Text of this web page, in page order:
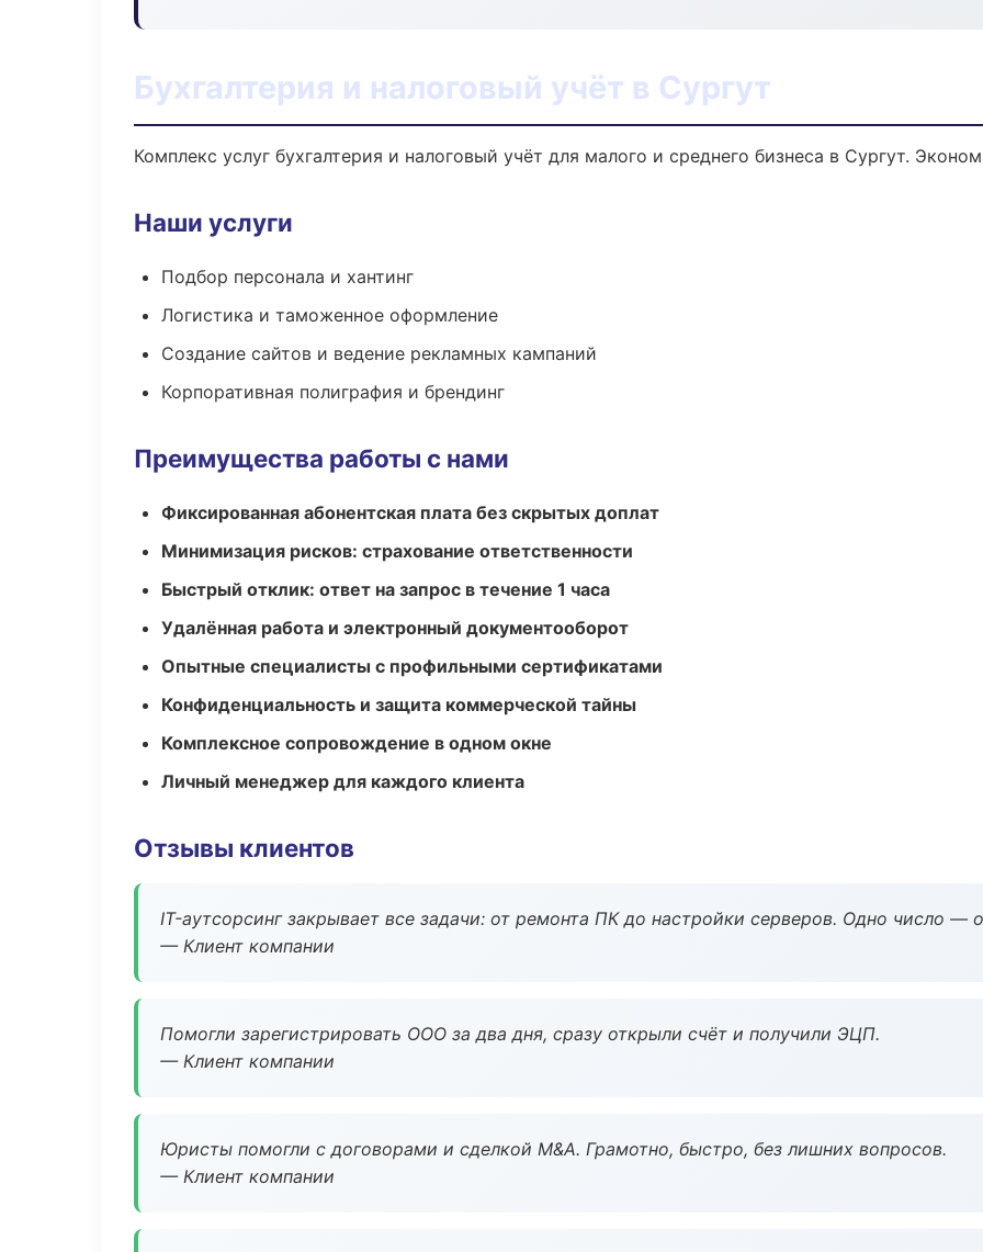
Бухгалтерия и налоговый учёт в Сургут
Комплекс услуг бухгалтерия и налоговый учёт для малого и среднего бизнеса в Сургут.
Наши услуги
Подбор персонала и хантинг
Логистика и таможенное оформление
Создание сайтов и ведение рекламных кампаний
Корпоративная полиграфия и брендинг
Преимущества работы с нами
Фиксированная абонентская плата без скрытых доплат
Минимизация рисков: страхование ответственности
Быстрый отклик: ответ на запрос в течение 1 часа
Удалённая работа и электронный документооборот
Опытные специалисты с профильными сертификатами
Конфиденциальность и защита коммерческой тайны
Комплексное сопровождение в одном окне
Личный менеджер для каждого клиента
Отзывы клиентов
IT-аутсорсинг закрывает все задачи: от ремонта ПК до настройки серверов. Одно число —
— Клиент компании
Помогли зарегистрировать ООО за два дня, сразу открыли счёт и получили ЭЦП.
— Клиент компании
Юристы помогли с договорами и сделкой M&A. Грамотно, быстро, без лишних вопросов.
— Клиент компании